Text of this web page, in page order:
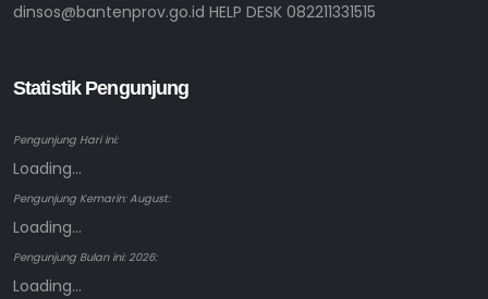
dinsos@bantenprov.go.id HELP DESK 082211331515
Statistik Pengunjung
Pengunjung Hari ini:
Loading...
Pengunjung Kemarin: August:
Loading...
Pengunjung Bulan ini: 2026:
Loading...